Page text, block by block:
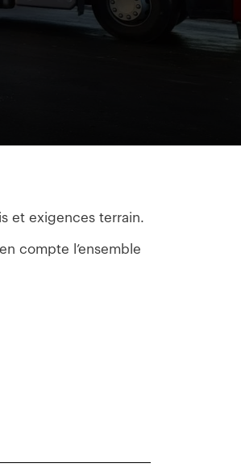
et exigences terrain.
compte l’ensemble